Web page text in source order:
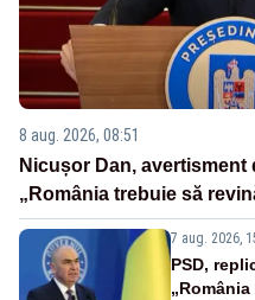
8 aug. 2026, 08:51
Nicușor Dan, avertisment
„România trebuie să
7 aug. 2026,
PSD,